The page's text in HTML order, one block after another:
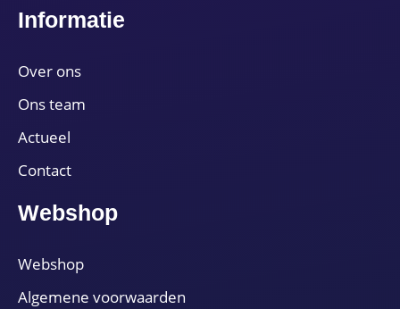
Informatie
Over ons
Ons team
Actueel
Contact
Webshop
Webshop
Algemene voorwaarden